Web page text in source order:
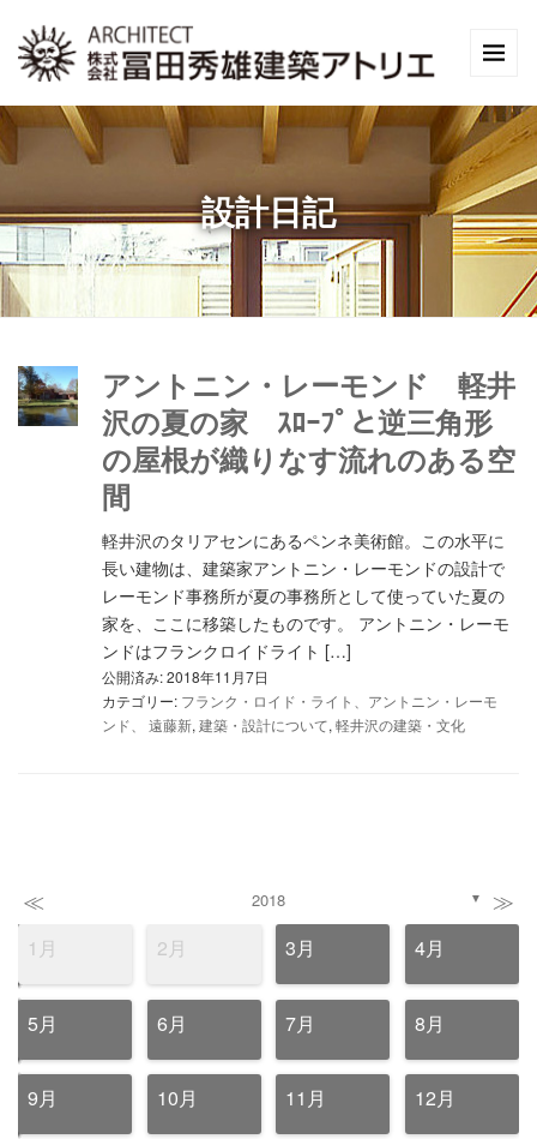
設計日記
アントニン・レーモンド 軽井
沢の夏の家 ｽﾛｰﾌﾟと逆三角形
の屋根が織りなす流れのある空
間
軽井沢のタリアセンにあるペンネ美術館。この水平に
長い建物は、建築家アントニン・レーモンドの設計で
レーモンド事務所が夏の事務所として使っていた夏の
家を、ここに移築したものです。 アントニン・レーモ
ンドはフランクロイドライト […]
公開済み: 2018年11月7日
カテゴリー: フランク・ロイド・ライト、アントニン・レーモ
ンド、 遠藤新, 建築・設計について, 軽井沢の建築・文化
≪ 2018 ▼ ≫
1月 2月 3月 4月
5月 6月 7月 8月
9月 10月 11月 12月